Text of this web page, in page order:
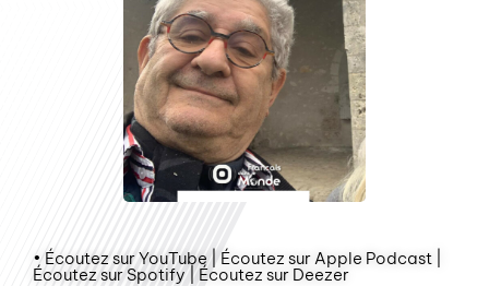
• Écoutez sur YouTube | Écoutez sur Apple Podcast |
Écoutez sur Spotify | Écoutez sur Deezer